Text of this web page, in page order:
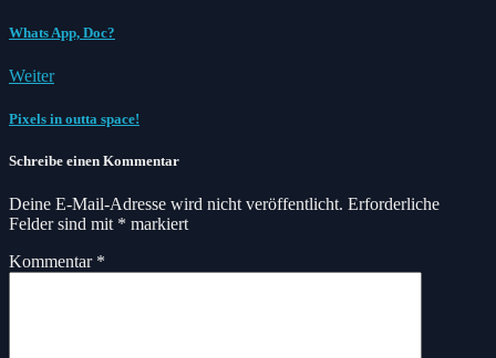
Whats App, Doc?
Weiter
Pixels in outta space!
Schreibe einen Kommentar
Deine E-Mail-Adresse wird nicht veröffentlicht. Erforderliche
Felder sind mit * markiert
Kommentar *